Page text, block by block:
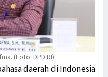
(Foto: DPD RI)
daerah di Indonesia